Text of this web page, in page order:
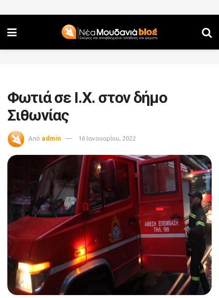
Φωτιά σε Ι.Χ. στον δήμο
Σιθωνίας
Από admin 16 Ιανουαρίου, 2022